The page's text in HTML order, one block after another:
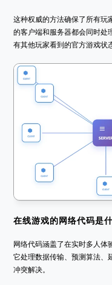
这种权威的方法确保了所有玩
的客户端和服务器都会同时处
有其他玩家看到的官方游戏状
在线游戏的网络代码是
网络代码涵盖了在实时多人体
它处理数据传输、预测算法、
冲突解决。